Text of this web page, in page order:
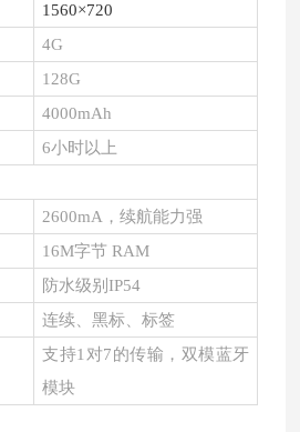
1560×720
4G
128G
4000mAh
6小时以上
2600mA，续航能力强
16M字节 RAM
防水级别IP54
连续、黑标、标签
支持1对7的传输，双模蓝牙
模块